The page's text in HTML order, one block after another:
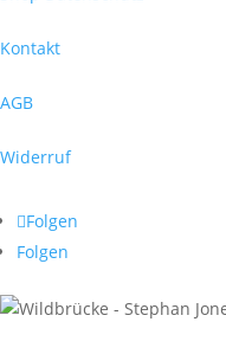
Kontakt
AGB
Widerruf
Folgen
Folgen